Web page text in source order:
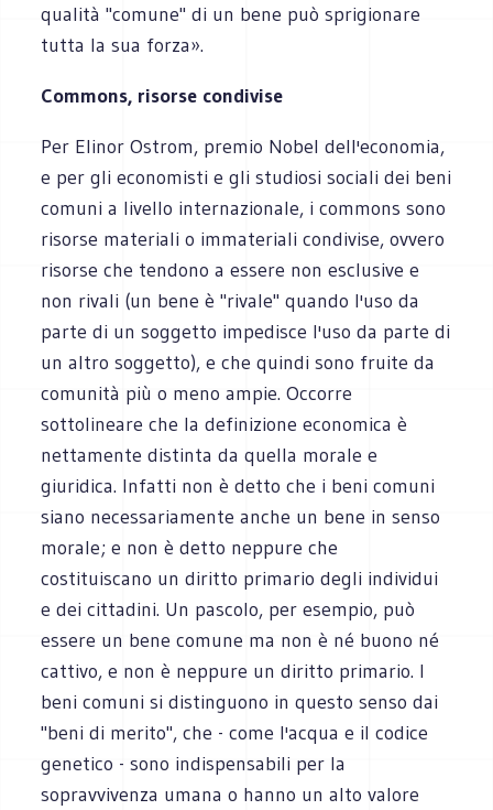
qualità "comune" di un bene può sprigionare
tutta la sua forza».
Commons, risorse condivise
Per Elinor Ostrom, premio Nobel dell'economia,
e per gli economisti e gli studiosi sociali dei beni
comuni a livello internazionale, i commons sono
risorse materiali o immateriali condivise, ovvero
risorse che tendono a essere non esclusive e
non rivali (un bene è "rivale" quando l'uso da
parte di un soggetto impedisce l'uso da parte di
un altro soggetto), e che quindi sono fruite da
comunità più o meno ampie. Occorre
sottolineare che la definizione economica è
nettamente distinta da quella morale e
giuridica. Infatti non è detto che i beni comuni
siano necessariamente anche un bene in senso
morale; e non è detto neppure che
costituiscano un diritto primario degli individui
e dei cittadini. Un pascolo, per esempio, può
essere un bene comune ma non è né buono né
cattivo, e non è neppure un diritto primario. I
beni comuni si distinguono in questo senso dai
"beni di merito", che - come l'acqua e il codice
genetico - sono indispensabili per la
sopravvivenza umana o hanno un alto valore